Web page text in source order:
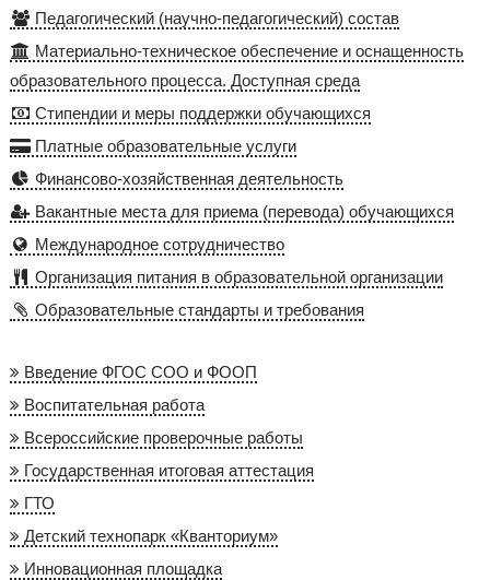
Педагогический (научно-педагогический) состав
Материально-техническое обеспечение и оснащенность
образовательного процесса. Доступная среда
Стипендии и меры поддержки обучающихся
Платные образовательные услуги
Финансово-хозяйственная деятельность
Вакантные места для приема (перевода) обучающихся
Международное сотрудничество
Организация питания в образовательной организации
Образовательные стандарты и требования
Введение ФГОС СОО и ФООП
Воспитательная работа
Всероссийские проверочные работы
Государственная итоговая аттестация
ГТО
Детский технопарк «Кванториум»
Инновационная площадка